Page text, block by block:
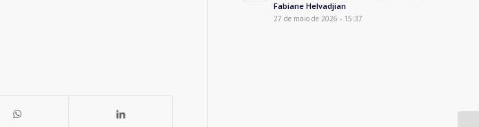
Fabiane Helvadjian
27 de maio de 2026 - 15:37